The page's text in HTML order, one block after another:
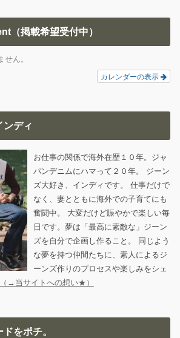
（掲載希望受付中）
ん。
カレンダーの表示
ンディ
お仕事の関係で海外在歴１０年。ジャ
パンデニムにハマって２０年。 ジーン
ズ大好き、インディです。 仕事だけで
なく、妻とともに海外での子育てにも
奮闘中。 大変だけど賑やかで楽しい毎
日です。夢は「最高に素敵な」ジーン
ズを自分で企画し作ること。 同じよう
な夢を持つ仲間たちに、素人によるジ
ーンズ作りのプロセスや楽しみをシェ
（→当サイトへの想い★）
をポチ。